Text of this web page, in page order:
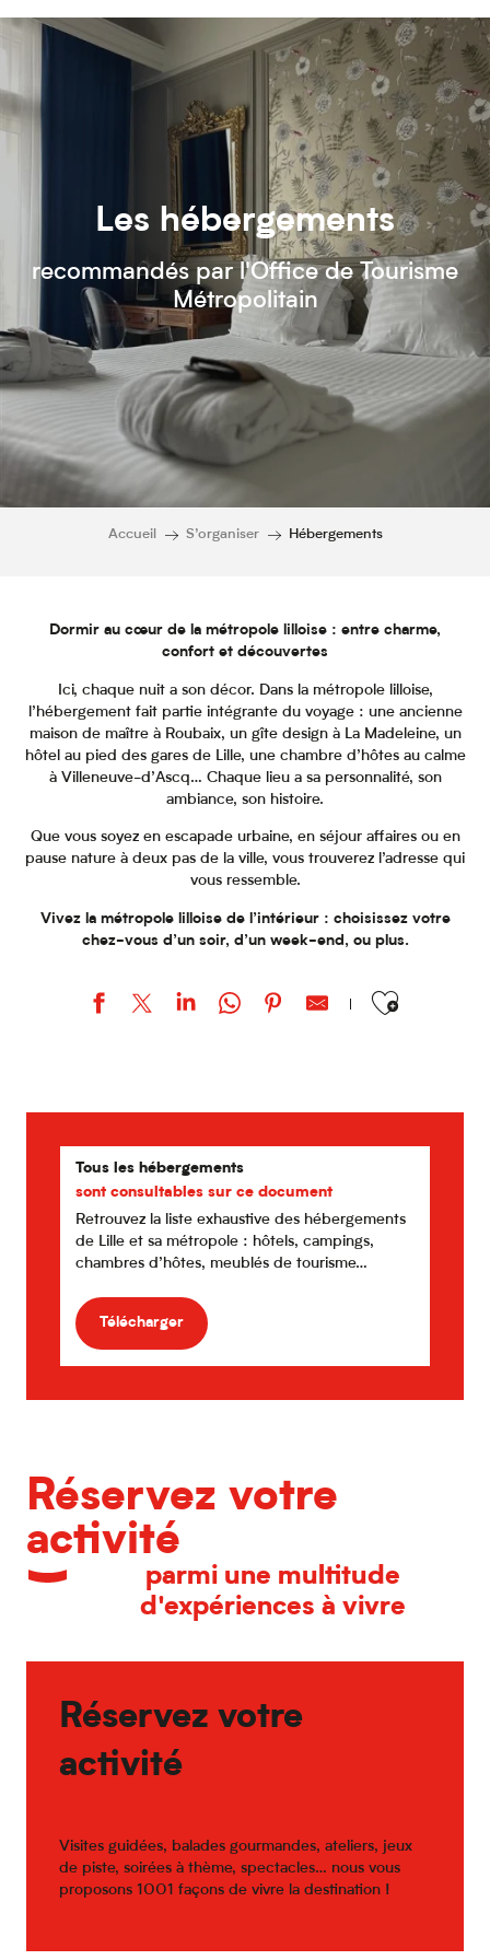
Les hébergements
recommandés par l'Office de Tourisme
Métropolitain
Accueil S’organiser Hébergements
Dormir au cœur de la métropole lilloise : entre charme,
confort et découvertes
Ici, chaque nuit a son décor. Dans la métropole lilloise,
l’hébergement fait partie intégrante du voyage : une ancienne
maison de maître à Roubaix, un gîte design à La Madeleine, un
hôtel au pied des gares de Lille, une chambre d’hôtes au calme
à Villeneuve-d’Ascq… Chaque lieu a sa personnalité, son
ambiance, son histoire.
Que vous soyez en escapade urbaine, en séjour affaires ou en
pause nature à deux pas de la ville, vous trouverez l’adresse qui
vous ressemble.
Vivez la métropole lilloise de l’intérieur : choisissez votre
chez-vous d’un soir, d’un week-end, ou plus.
Ajouter aux
Ibis Lille Centre Grand Place
Hôtel Art Déco Euralille
Lille City Hôtel
Appart’City Confort Lille Grand Palais
Mama Shelter Lille
Tous les hébergements
sont consultables sur ce document
Retrouvez la liste exhaustive des hébergements
de Lille et sa métropole : hôtels, campings,
chambres d’hôtes, meublés de tourisme…
Télécharger
Réservez votre
activité
parmi une multitude
d'expériences à vivre
Réservez votre
activité
Visites guidées, balades gourmandes, ateliers, jeux
de piste, soirées à thème, spectacles… nous vous
proposons 1001 façons de vivre la destination !